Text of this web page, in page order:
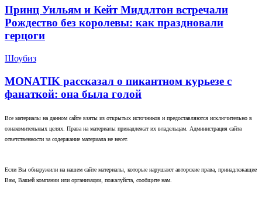
Принц Уильям и Кейт Миддлтон встречали
Рождество без королевы: как праздновали
герцоги
Шоубиз
MONATIK рассказал о пикантном курьезе с
фанаткой: она была голой
Все материалы на данном сайте взяты из открытых источников и предоставляются исключительно в
ознакомительных целях. Права на материалы принадлежат их владельцам. Администрация сайта
ответственности за содержание материала не несет.
Если Вы обнаружили на нашем сайте материалы, которые нарушают авторские права, принадлежащие
Вам, Вашей компании или организации, пожалуйста, сообщите нам.